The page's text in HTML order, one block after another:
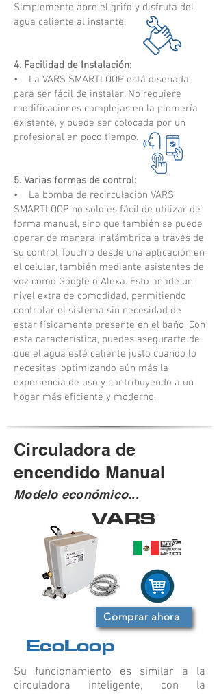
Simplemente abre el grifo y disfruta del
agua caliente al instante.
4. Facilidad de Instalación:
• La VARS SMARTLOOP está diseñada
para ser fácil de instalar. No requiere
modificaciones complejas en la plomería
existente, y puede ser colocada por un
profesional en poco tiempo.
5. Varias formas de control:
• La bomba de recirculación VARS
SMARTLOOP no solo es fácil de utilizar de
forma manual, sino que también se puede
operar de manera inalámbrica a través de
su control Touch o desde una aplicación en
el celular, también mediante asistentes de
voz como Google o Alexa. Esto añade un
nivel extra de comodidad, permitiendo
controlar el sistema sin necesidad de
estar físicamente presente en el baño. Con
esta característica, puedes asegurarte de
que el agua esté caliente justo cuando lo
necesitas, optimizando aún más la
experiencia de uso y contribuyendo a un
hogar más eficiente y moderno.
Circuladora de
encendido Manual
Modelo económico...
VARS
Comprar ahora
EcoLoop
Su funcionamiento es similar a la
circuladora inteligente, con la